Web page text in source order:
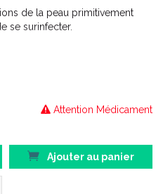
de la peau primitivement
se surinfecter.
ne sont pas
le nombre de micro-
Attention Médicament
Ajouter au panier